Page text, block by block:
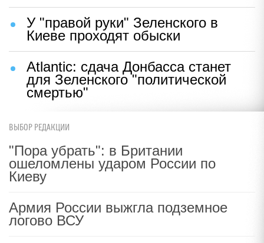
У "правой руки" Зеленского в
Киеве проходят обыски
Atlantic: сдача Донбасса станет
для Зеленского "политической
смертью"
ВЫБОР РЕДАКЦИИ
"Пора убрать": в Британии
ошеломлены ударом России по
Киеву
Армия России выжгла подземное
логово ВСУ